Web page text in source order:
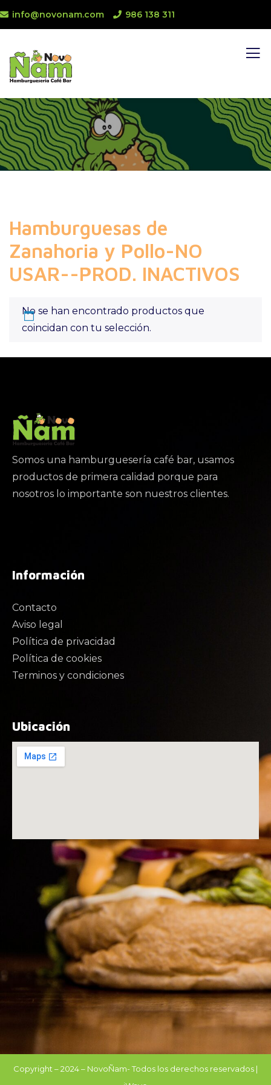
info@novonam.com 986 138 311
Hamburguesas de
Zanahoria y Pollo-NO
USAR--PROD. INACTIVOS
No se han encontrado productos que
coincidan con tu selección.
Somos una hamburguesería café bar, usamos
productos de primera calidad porque para
nosotros lo importante son nuestros clientes.
Información
Contacto
Aviso legal
Política de privacidad
Política de cookies
Terminos y condiciones
Ubicación
Copyright – 2024 – NovoÑam- Todos los derechos reservados |